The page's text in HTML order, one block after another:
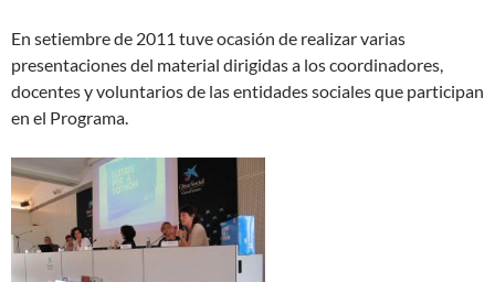
En setiembre de 2011 tuve ocasión de realizar varias
presentaciones del material dirigidas a los coordinadores,
docentes y voluntarios de las entidades sociales que participan
en el Programa.